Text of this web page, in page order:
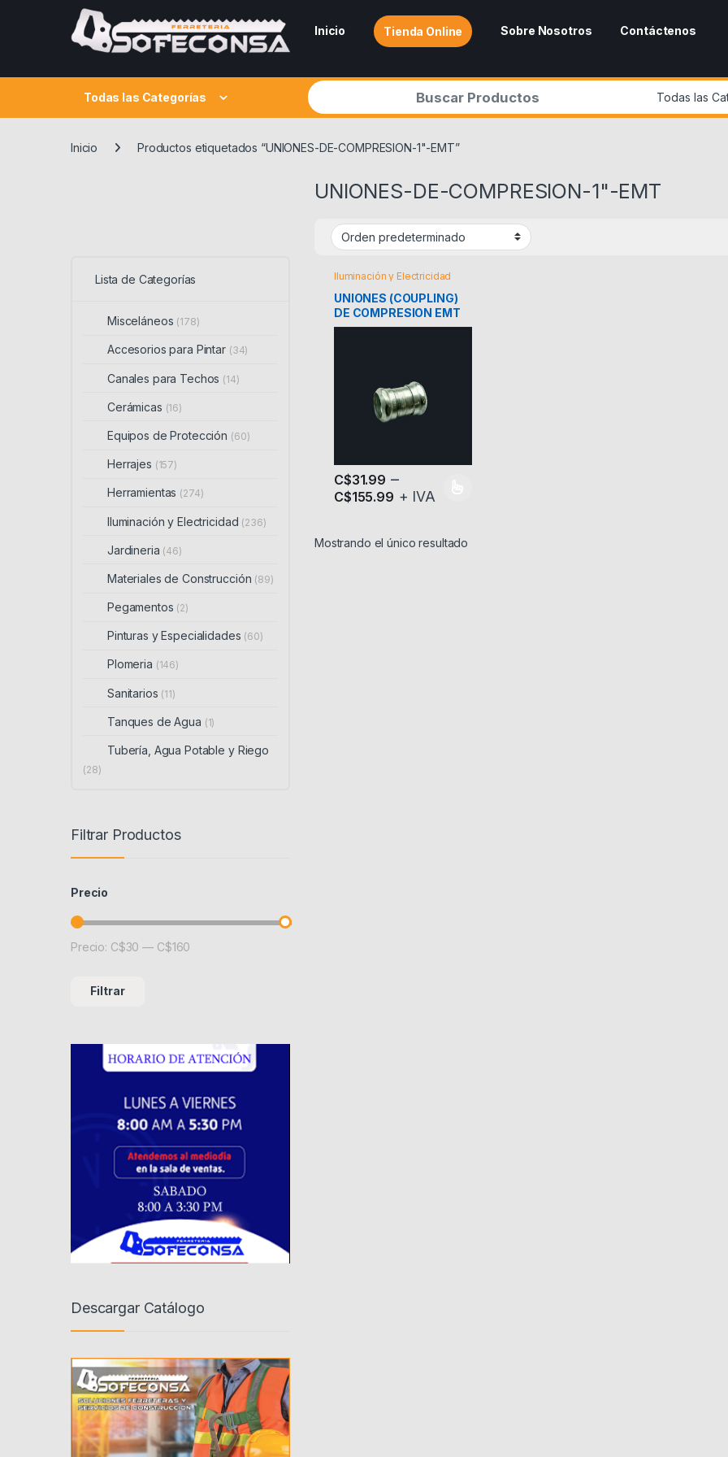
Skip to navigation
Inicio
Tienda Online Sobre Nosotros Contáctenos
Todas las Categorías
Search for:
Inicio Productos etiquetados “UNIONES-DE-COMPRESION-1"-EMT”
UNIONES-DE-COMPRESION-1"-EMT
Iluminación y Electricidad
UNIONES (COUPLING)
DE COMPRESION EMT
C$31.99 –
C$155.99 + IVA
Este producto tiene múltiples variantes. Las opciones se pueden elegir en
Mostrando el único resultado
Lista de Categorías
Misceláneos (178)
Accesorios para Pintar (34)
Canales para Techos (14)
Cerámicas (16)
Equipos de Protección (60)
Herrajes (157)
Herramientas (274)
Iluminación y Electricidad (236)
Jardineria (46)
Materiales de Construcción (89)
Pegamentos (2)
Pinturas y Especialidades (60)
Plomeria (146)
Sanitarios (11)
Tanques de Agua (1)
Tubería, Agua Potable y Riego
(28)
Filtrar Productos
Precio
Precio mínimo
Precio máximo
Filtrar
Precio: C$30 — C$160
Descargar Catálogo